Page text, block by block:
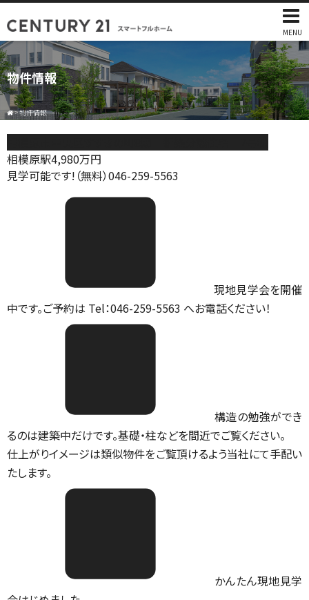
MENU
物件情報
>物件情報
相模原駅4,980万円
見学可能です!（無料）046-259-5563
現地見学会を開催
中です。ご予約は Tel：046-259-5563 へお電話ください！
構造の勉強ができ
るのは建築中だけです。基礎・柱などを間近でご覧ください。
仕上がりイメージは類似物件をご覧頂けるよう当社にて手配い
たします。
かんたん現地見学